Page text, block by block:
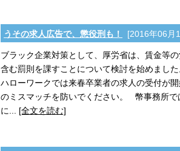
うその求人広告で、懲役刑も！ [2016年06月
ブラック企業対策として、厚労省は、賃金等
含む罰則を課すことについて検討を始めまし
ハローワークでは来春卒業者の求人の受付が
のミスマッチを防いでください。 幣事務所
に... [全文を読む]